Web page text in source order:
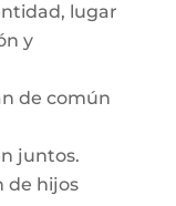
lugar
y
de común
juntos.
de hijos